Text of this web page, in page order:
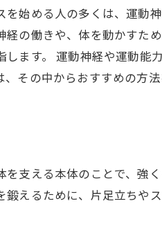
を始める人の多くは、運動
経の働きや、体を動かすた
します。 運動神経や運動能
、その中からおすすめの方法
を支える本体のことで、強
鍛えるために、片足立ちや